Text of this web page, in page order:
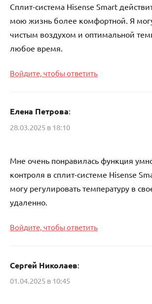
Сплит-система Hisense Smart
мою жизнь более комфортной. Я
чистым воздухом и оптимальной
любое время.
Войдите, чтобы ответить
Елена Петрова:
28.03.2025 в 18:10
Мне очень понравилась функция
контроля в сплит-системе Hisense
могу регулировать температуру в
удаленно.
Войдите, чтобы ответить
Сергей Николаев:
01.04.2025 в 10:45